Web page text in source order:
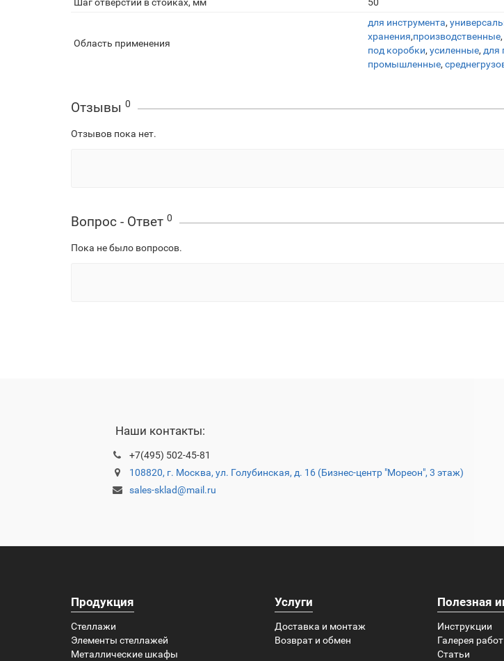
Область применения
для инструмента,
хранения,производственные,
под коробки, усиленные, для
промышленные,
Отзывы 0
Отзывов пока нет.
Вопрос - Ответ 0
Пока не было вопросов.
Наши контакты:
+7(495) 502-45-81
108820, г. Москва, ул. Голубинская, д. 16 (Бизнес-центр "Мореон", 3 этаж)
sales-sklad@mail.ru
Продукция
Стеллажи
Элементы стеллажей
Металлические шкафы
Услуги
Доставка и монтаж
Возврат и обмен
Полезная
Инструкции
Галерея работ
Статьи